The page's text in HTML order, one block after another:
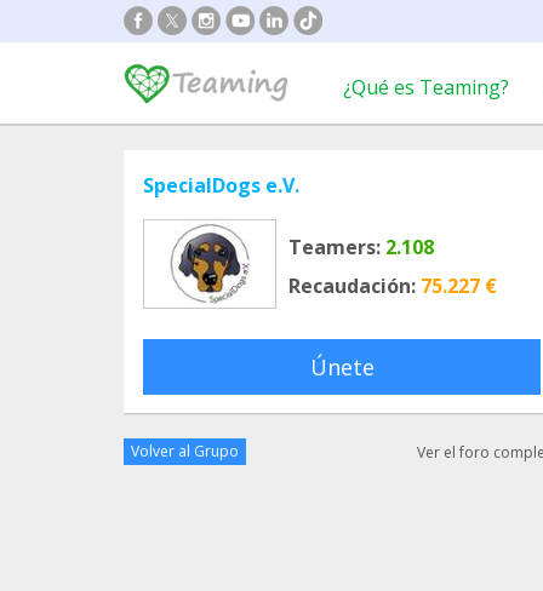
¿Qué es Teaming?
SpecialDogs e.V.
Teamers: 2.108
Recaudación: 75.227 €
Únete
Volver al Grupo Ver el foro